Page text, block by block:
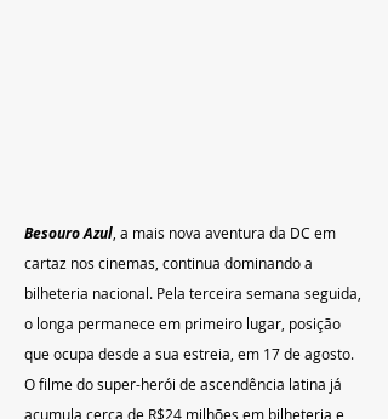
Besouro Azul , a mais nova aventura da DC em
cartaz nos cinemas, continua dominando a
bilheteria nacional. Pela terceira semana seguida,
o longa permanece em primeiro lugar, posição
que ocupa desde a sua estreia, em 17 de agosto.
O filme do super-herói de ascendência latina já
acumula cerca de R$24 milhões em bilheteria e